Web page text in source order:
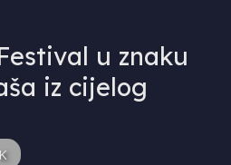
u znaku
iz cijelog